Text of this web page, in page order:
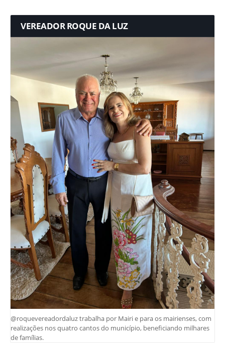
VEREADOR ROQUE DA LUZ
@roquevereadordaluz trabalha por Mairi e para os mairienses, com
realizações nos quatro cantos do município, beneficiando milhares
de famílias.